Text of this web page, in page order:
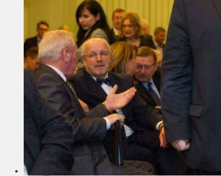
Сеньорам
Образование
Здравоохранение
Экология
Происшествия
Приграничье
Деньги
Визиты
Выборы
Агроновости
Едим дома
Ищу семью
Духовное пространство
Спорт
Технологии
Энергетика
Вильнюс